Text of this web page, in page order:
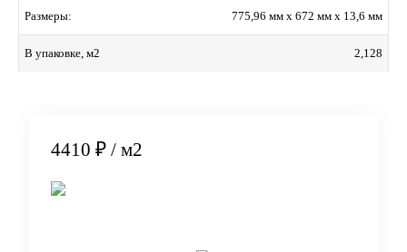
Размеры: 775,96 мм x 672 мм x 13,6 мм
В упаковке, м2 2,128
4410 ₽ / м2